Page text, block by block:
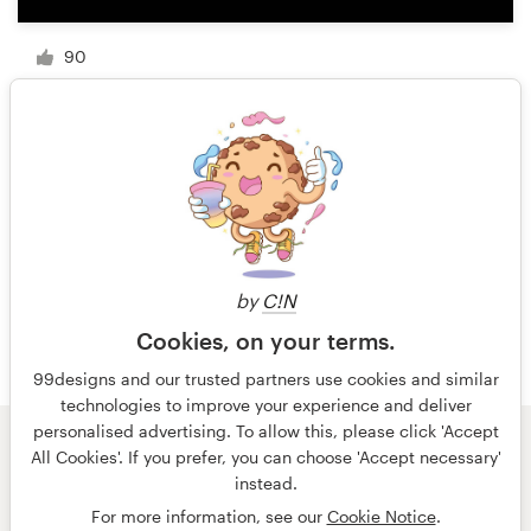
by C!N
Cookies, on your terms.
99designs and our trusted partners use cookies and similar
technologies to improve your experience and deliver
personalised advertising. To allow this, please click 'Accept
All Cookies'. If you prefer, you can choose 'Accept necessary'
instead.
For more information, see our Cookie Notice.
90
1 van 4
© 99designs
door Vista
Algemene voorwaarden